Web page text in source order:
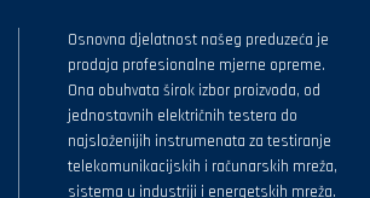
Osnovna djelatnost našeg preduzeća je
prodaja profesionalne mjerne opreme.
Ona obuhvata širok izbor proizvoda, od
jednostavnih električnih testera do
najsloženijih instrumenata za testiranje
telekomunikacijskih i računarskih mreža,
sistema u industriji i energetskih mreža.